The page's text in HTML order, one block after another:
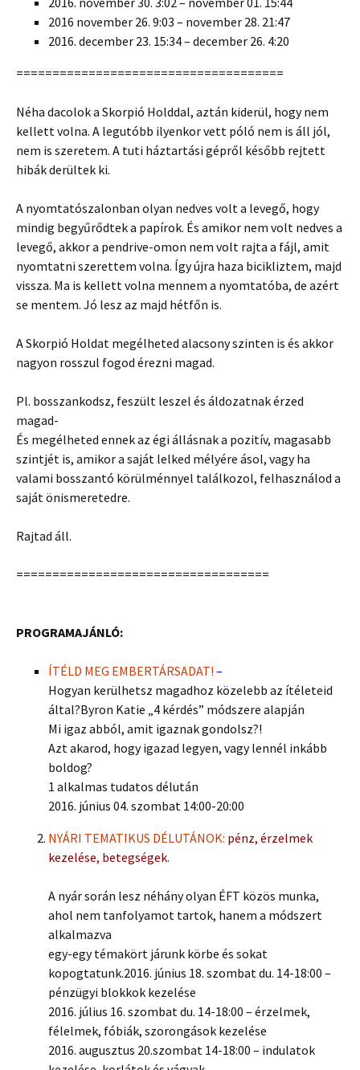
2016 november 26. 9:03 – november 28. 21:47
2016. december 23. 15:34 – december 26. 4:20
=====================================
Néha dacolok a Skorpió Holddal, aztán kiderül, hogy nem
kellett volna. A legutóbb ilyenkor vett póló nem is áll jól,
nem is szeretem. A tuti háztartási gépről később rejtett
hibák derültek ki.
A nyomtatószalonban olyan nedves volt a levegő, hogy
mindig begyűrődtek a papírok. És amikor nem volt nedves a
levegő, akkor a pendrive-omon nem volt rajta a fájl, amit
nyomtatni szerettem volna. Így újra haza bicikliztem, majd
vissza. Ma is kellett volna mennem a nyomtatóba, de azért
se mentem. Jó lesz az majd hétfőn is.
A Skorpió Holdat megélheted alacsony szinten is és akkor
nagyon rosszul fogod érezni magad.
Pl. bosszankodsz, feszült leszel és áldozatnak érzed
magad-
És megélheted ennek az égi állásnak a pozitív, magasabb
szintjét is, amikor a saját lelked mélyére ásol, vagy ha
valami bosszantó körülménnyel találkozol, felhasználod a
saját önismeretedre.
Rajtad áll.
===================================
PROGRAMAJÁNLÓ:
ÍTÉLD MEG EMBERTÁRSADAT! –
Hogyan kerülhetsz magadhoz közelebb az ítéleteid
által?Byron Katie „4 kérdés” módszere alapján
Mi igaz abból, amit igaznak gondolsz?!
Azt akarod, hogy igazad legyen, vagy lennél inkább
boldog?
1 alkalmas tudatos délután
2016. június 04. szombat 14:00-20:00
NYÁRI TEMATIKUS DÉLUTÁNOK: pénz, érzelmek
kezelése, betegségek.
A nyár során lesz néhány olyan ÉFT közös munka,
ahol nem tanfolyamot tartok, hanem a módszert
alkalmazva
egy-egy témakört járunk körbe és sokat
kopogtatunk.2016. június 18. szombat du. 14-18:00 –
pénzügyi blokkok kezelése
2016. július 16. szombat du. 14-18:00 – érzelmek,
félelmek, fóbiák, szorongások kezelése
2016. augusztus 20.szombat 14-18:00 – indulatok